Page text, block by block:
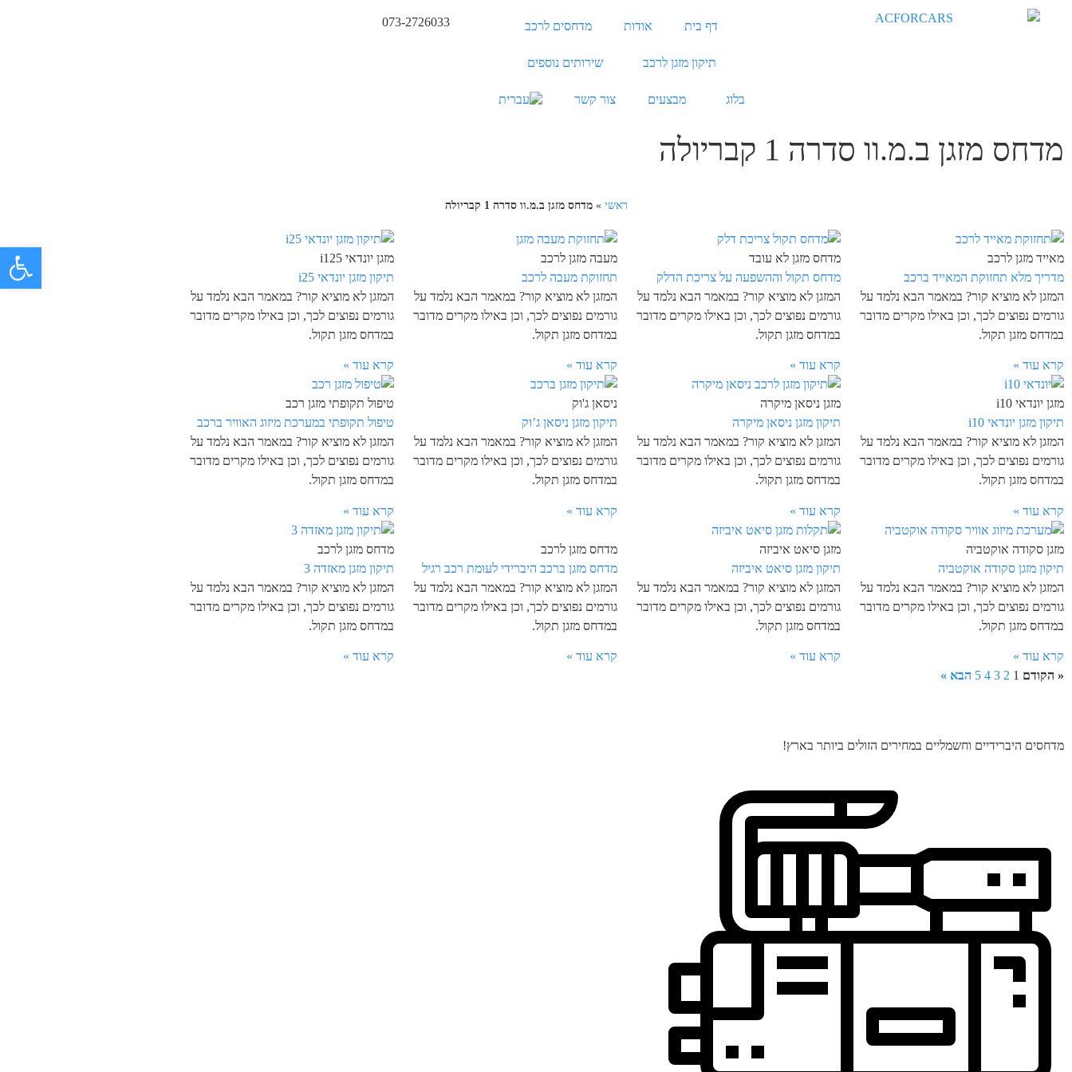
דף בית אודות מדחסים לרכב
תיקון מזגן לרכב שירותים נוספים
בלוג מבצעים צור קשר
073-2726033
מדחס מזגן ב.מ.וו סדרה 1 קבריולה
ראשי »מדחס מזגן ב.מ.וו סדרה 1 קבריולה
מאייד מזגן לרכב
מדריך מלא תחזוקת המאייד ברכב
המזגן לא מוציא קור? במאמר הבא נלמד על
גורמים נפוצים לכך, וכן באילו מקרים מדובר
במדחס מזגן תקול.
קרא עוד »
מדחס מזגן לא עובד
מדחס תקול וההשפעה על צריכת הדלק
המזגן לא מוציא קור? במאמר הבא נלמד על
גורמים נפוצים לכך, וכן באילו מקרים מדובר
במדחס מזגן תקול.
קרא עוד »
מעבה מזגן לרכב
תחזוקת מעבה לרכב
המזגן לא מוציא קור? במאמר הבא נלמד על
גורמים נפוצים לכך, וכן באילו מקרים מדובר
במדחס מזגן תקול.
קרא עוד »
מזגן יונדאי i125
תיקון מזגן יונדאי i25
המזגן לא מוציא קור? במאמר הבא נלמד על
גורמים נפוצים לכך, וכן באילו מקרים מדובר
במדחס מזגן תקול.
קרא עוד »
מזגן יונדאי i10
תיקון מזגן יונדאי i10
המזגן לא מוציא קור? במאמר הבא נלמד על
גורמים נפוצים לכך, וכן באילו מקרים מדובר
במדחס מזגן תקול.
קרא עוד »
מזגן ניסאן מיקרה
תיקון מזגן ניסאן מיקרה
המזגן לא מוציא קור? במאמר הבא נלמד על
גורמים נפוצים לכך, וכן באילו מקרים מדובר
במדחס מזגן תקול.
קרא עוד »
ניסאן ג'וק
תיקון מזגן ניסאן ג’וק
המזגן לא מוציא קור? במאמר הבא נלמד על
גורמים נפוצים לכך, וכן באילו מקרים מדובר
במדחס מזגן תקול.
קרא עוד »
טיפול תקופתי מזגן רכב
טיפול תקופתי במערכת מיזוג האוויר ברכב
המזגן לא מוציא קור? במאמר הבא נלמד על
גורמים נפוצים לכך, וכן באילו מקרים מדובר
במדחס מזגן תקול.
קרא עוד »
מזגן סקודה אוקטביה
תיקון מזגן סקודה אוקטביה
המזגן לא מוציא קור? במאמר הבא נלמד על
גורמים נפוצים לכך, וכן באילו מקרים מדובר
במדחס מזגן תקול.
קרא עוד »
מזגן סיאט איביזה
תיקון מזגן סיאט איביזה
המזגן לא מוציא קור? במאמר הבא נלמד על
גורמים נפוצים לכך, וכן באילו מקרים מדובר
במדחס מזגן תקול.
קרא עוד »
מדחס מזגן לרכב
מדחס מזגן ברכב היברידי לעומת רכב רגיל
המזגן לא מוציא קור? במאמר הבא נלמד על
גורמים נפוצים לכך, וכן באילו מקרים מדובר
במדחס מזגן תקול.
קרא עוד »
מדחס מזגן לרכב
תיקון מזגן מאזדה 3
המזגן לא מוציא קור? במאמר הבא נלמד על
גורמים נפוצים לכך, וכן באילו מקרים מדובר
במדחס מזגן תקול.
קרא עוד »
« הקודם 1
2
3
4
5 הבא »
מדחסים היברידיים וחשמליים במחירים הזולים ביותר בארץ!